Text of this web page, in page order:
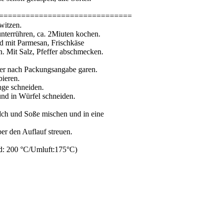
ca. 2Miuten kochen.
mit Parmesan, Frischkäse
Mit Salz, Pfeffer abschmecken.
nach Packungsangabe garen.
schneiden.
in Würfel schneiden.
und Soße mischen und in eine
den Auflauf streuen.
200 °C/Umluft:175°C)